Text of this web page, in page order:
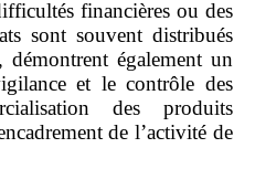
financières ou des
sont souvent distribués
démontrent également un
et le contrôle des
des produits
de l’activité de